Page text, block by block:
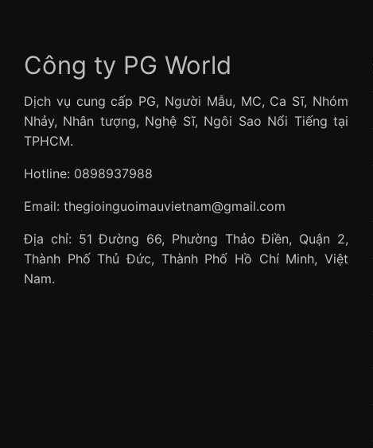
Công ty PG World
Dịch vụ cung cấp PG, Người Mẫu, MC, Ca Sĩ, Nhóm
Nhảy, Nhân tượng, Nghệ Sĩ, Ngôi Sao Nổi Tiếng tại
TPHCM.
Hotline: 0898937988
Email: thegioinguoimauvietnam@gmail.com
Địa chỉ: 51 Đường 66, Phường Thảo Điền, Quận 2,
Thành Phố Thủ Đức, Thành Phố Hồ Chí Minh, Việt
Nam.